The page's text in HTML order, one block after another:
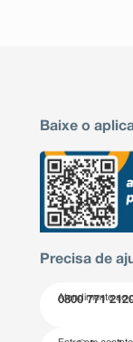
Baixe o
Precisa de
Atendimento ao
0800 771